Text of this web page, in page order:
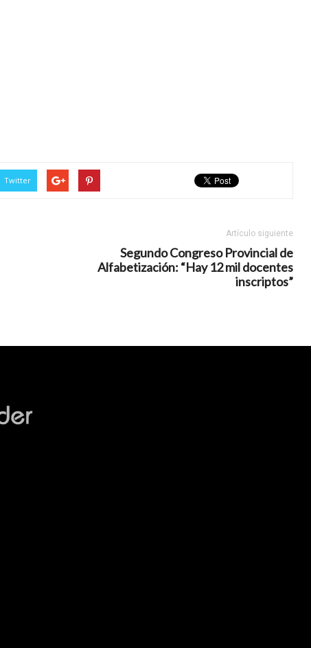
Twitter
Artículo siguiente
Segundo Congreso Provincial de
Alfabetización: “Hay 12 mil docentes
inscriptos”